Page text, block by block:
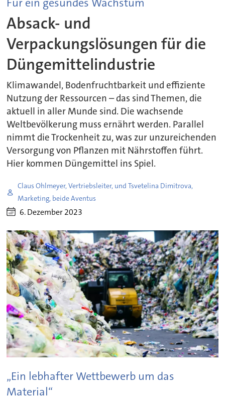
Absack- und
Verpackungslösungen für die
Düngemittelindustrie
Klimawandel, Bodenfruchtbarkeit und effiziente
Nutzung der Ressourcen – das sind Themen, die
aktuell in aller Munde sind. Die wachsende
Weltbevölkerung muss ernährt werden. Parallel
nimmt die Trockenheit zu, was zur unzureichenden
Versorgung von Pflanzen mit Nährstoffen führt.
Hier kommen Düngemittel ins Spiel.
Claus Ohlmeyer, Vertriebsleiter, und Tsvetelina Dimitrova,
Marketing, beide Aventus
6. Dezember 2023
„Ein lebhafter Wettbewerb um das
Material“